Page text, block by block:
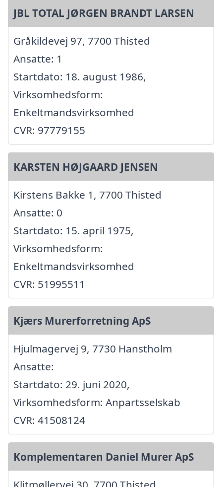
JBL TOTAL JØRGEN BRANDT LARSEN
Gråkildevej 97, 7700 Thisted
Ansatte: 1
Startdato: 18. august 1986,
Virksomhedsform:
Enkeltmandsvirksomhed
CVR: 97779155
KARSTEN HØJGAARD JENSEN
Kirstens Bakke 1, 7700 Thisted
Ansatte: 0
Startdato: 15. april 1975,
Virksomhedsform:
Enkeltmandsvirksomhed
CVR: 51995511
Kjærs Murerforretning ApS
Hjulmagervej 9, 7730 Hanstholm
Ansatte:
Startdato: 29. juni 2020,
Virksomhedsform: Anpartsselskab
CVR: 41508124
Komplementaren Daniel Murer ApS